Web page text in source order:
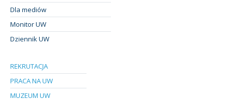
Dla mediów
Monitor UW
Dziennik UW
REKRUTACJA
PRACA NA UW
MUZEUM UW